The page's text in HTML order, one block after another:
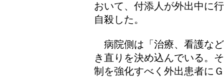
おいて、付添人が外出中に
自殺した。
病院側は「治療、看護な
き直りを決め込んでいる。
制を強化すべく外出患者に